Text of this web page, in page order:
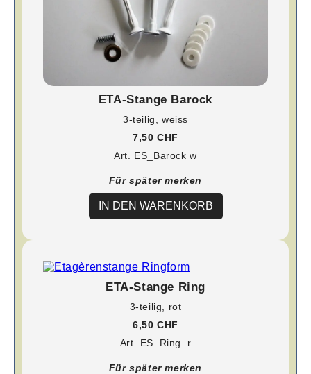
ETA-Stange Barock
3-teilig, weiss
7,50 CHF
Art. ES_Barock w
Für später merken
IN DEN WARENKORB
ETA-Stange Ring
3-teilig, rot
6,50 CHF
Art. ES_Ring_r
Für später merken